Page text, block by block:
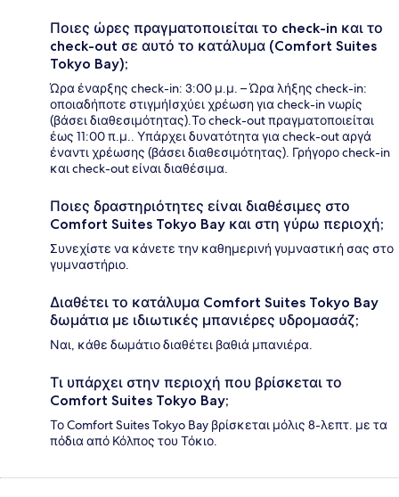
Ποιες ώρες πραγματοποιείται το check-in και το
check-out σε αυτό το κατάλυμα (Comfort Suites
Tokyo Bay);
Ώρα έναρξης check-in: 3:00 μ.μ. – Ώρα λήξης check-in:
οποιαδήποτε στιγμήΙσχύει χρέωση για check-in νωρίς
(βάσει διαθεσιμότητας).Το check-out πραγματοποιείται
έως 11:00 π.μ.. Υπάρχει δυνατότητα για check-out αργά
έναντι χρέωσης (βάσει διαθεσιμότητας). Γρήγορο check-in
και check-out είναι διαθέσιμα.
Ποιες δραστηριότητες είναι διαθέσιμες στο
Comfort Suites Tokyo Bay και στη γύρω περιοχή;
Συνεχίστε να κάνετε την καθημερινή γυμναστική σας στο
γυμναστήριο.
Διαθέτει το κατάλυμα Comfort Suites Tokyo Bay
δωμάτια με ιδιωτικές μπανιέρες υδρομασάζ;
Ναι, κάθε δωμάτιο διαθέτει βαθιά μπανιέρα.
Τι υπάρχει στην περιοχή που βρίσκεται το
Comfort Suites Tokyo Bay;
Το Comfort Suites Tokyo Bay βρίσκεται μόλις 8-λεπτ. με τα
πόδια από Κόλπος του Τόκιο.